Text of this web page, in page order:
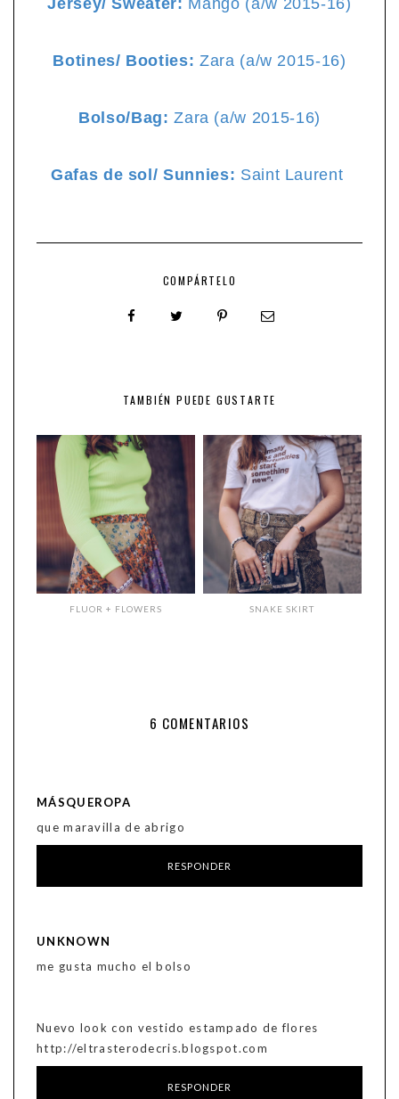
Jersey/ Sweater: Mango (a/w 2015-16)
Botines/ Booties: Zara (a/w 2015-16)
Bolso/Bag: Zara (a/w 2015-16)
Gafas de sol/ Sunnies: Saint Laurent
COMPÁRTELO
TAMBIÉN PUEDE GUSTARTE
FLUOR + FLOWERS SNAKE SKIRT
6 COMENTARIOS
MÁSQUEROPA
que maravilla de abrigo
RESPONDER
UNKNOWN
me gusta mucho el bolso
Nuevo look con vestido estampado de flores
http://eltrasterodecris.blogspot.com
RESPONDER